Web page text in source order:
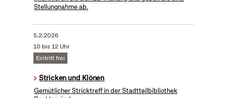
Stellungnahme ab.
5.2.2026
10 bis 12 Uhr
Eintritt frei
Stricken und Klönen
Gemütlicher Stricktreff in der Stadtteilbibliothek